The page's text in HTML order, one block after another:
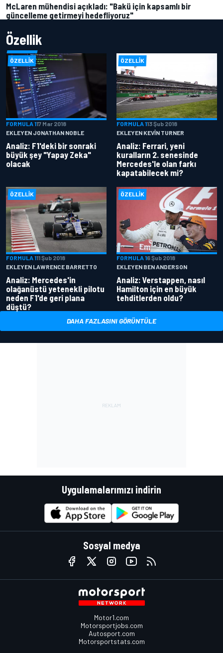
McLaren mühendisi açıkladı: "Bakü için kapsamlı bir
güncelleme getirmeyi hedefliyoruz"
Özellik
ÖZELLIK
FORMULA 117 Mar 2018
EKLEYEN JONATHAN NOBLE
Analiz: F1'deki bir sonraki
büyük şey "Yapay Zeka"
olacak
ÖZELLIK
FORMULA 113 Şub 2018
EKLEYEN KEVIN TURNER
Analiz: Ferrari, yeni
kuralların 2. senesinde
Mercedes'le olan farkı
kapatabilecek mi?
ÖZELLIK
FORMULA 111 Şub 2018
EKLEYEN LAWRENCE BARRETTO
Analiz: Mercedes'in
olağanüstü yetenekli pilotu
neden F1'de geri plana
düştü?
ÖZELLIK
FORMULA 16 Şub 2018
EKLEYEN BEN ANDERSON
Analiz: Verstappen, nasıl
Hamilton için en büyük
tehditlerden oldu?
DAHA FAZLASINI GÖRÜNTÜLE
Uygulamalarımızı indirin
Sosyal medya
Motor1.com
Motorsportjobs.com
Autosport.com
Motorsportstats.com